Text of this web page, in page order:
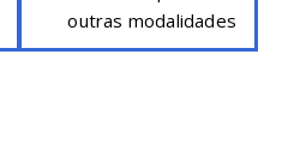
outras modalidades